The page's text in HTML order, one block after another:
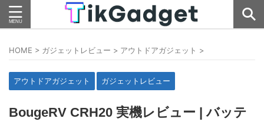
HOME > ガジェットレビュー > アウトドアガジェット >
アウトドアガジェット ガジェットレビュー
BougeRV CRH20 実機レビュー | バッテ